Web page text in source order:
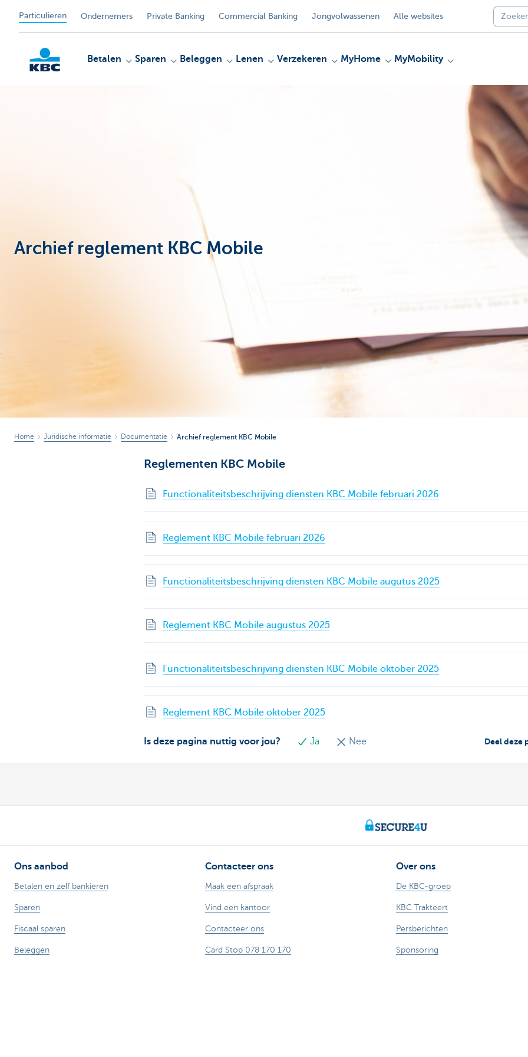
Particulieren Ondernemers Private Banking Commercial Banking Jongvolwassenen Alle websites
Betalen Sparen Beleggen Lenen Verzekeren MyHome MyMobility
Archief reglement KBC Mobile
Home Juridische informatie Documentatie Archief reglement KBC Mobile
Reglementen KBC Mobile
Functionaliteitsbeschrijving diensten KBC Mobile februari 2026
Reglement KBC Mobile februari 2026
Functionaliteitsbeschrijving diensten KBC Mobile augutus 2025
Reglement KBC Mobile augustus 2025
Functionaliteitsbeschrijving diensten KBC Mobile oktober 2025
Reglement KBC Mobile oktober 2025
Is deze pagina nuttig voor jou? Ja Nee Deel deze
Ons aanbod
Betalen en zelf bankieren
Sparen
Fiscaal sparen
Beleggen
Contacteer ons
Maak een afspraak
Vind een kantoor
Contacteer ons
Card Stop 078 170 170
Over ons
De KBC-groep
KBC Trakteert
Persberichten
Sponsoring